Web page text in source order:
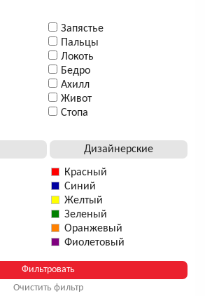
Запястье
Пальцы
Локоть
Бедро
Ахилл
Живот
Стопа
Дизайнерские
Красный
Синий
Желтый
Зеленый
Оранжевый
Фиолетовый
Очистить фильтр